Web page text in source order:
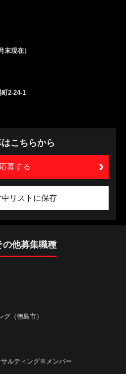
末現在）
2-24-1
こちらから
応募する
リストに保存
の他募集職種
グ（徳島市）
サルティング※メンバー